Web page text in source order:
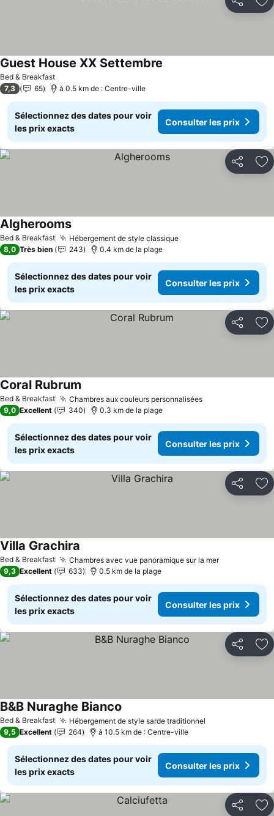
Partager
Bed & Breakfast
Guest House XX Settembre
7,3 65 à 0.5 km de : Centre-ville
Sélectionnez des dates pour voir
les prix exacts
Consulter les prix
Partager
Bed & Breakfast Hébergement de style classique
Algherooms
8,0 Très bien 243 0.4 km de la plage
Sélectionnez des dates pour voir
les prix exacts
Consulter les prix
Partager
Bed & Breakfast Chambres aux couleurs personnalisées
Coral Rubrum
9,0 Excellent 340 0.3 km de la plage
Sélectionnez des dates pour voir
les prix exacts
Consulter les prix
Partager
Bed & Breakfast Chambres avec vue panoramique sur la mer
Villa Grachira
9,3 Excellent 633 0.5 km de la plage
Sélectionnez des dates pour voir
les prix exacts
Consulter les prix
Partager
Bed & Breakfast Hébergement de style sarde traditionnel
B&B Nuraghe Bianco
9,5 Excellent 264 à 10.5 km de : Centre-ville
Sélectionnez des dates pour voir
les prix exacts
Consulter les prix
Partager